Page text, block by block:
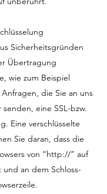
Sicherheitsgründen
Übertragung
wie zum Beispiel
die Sie an uns
eine SSL-bzw.
Eine verschlüsselte
Sie daran, dass die
von “http://” auf
an dem Schloss-